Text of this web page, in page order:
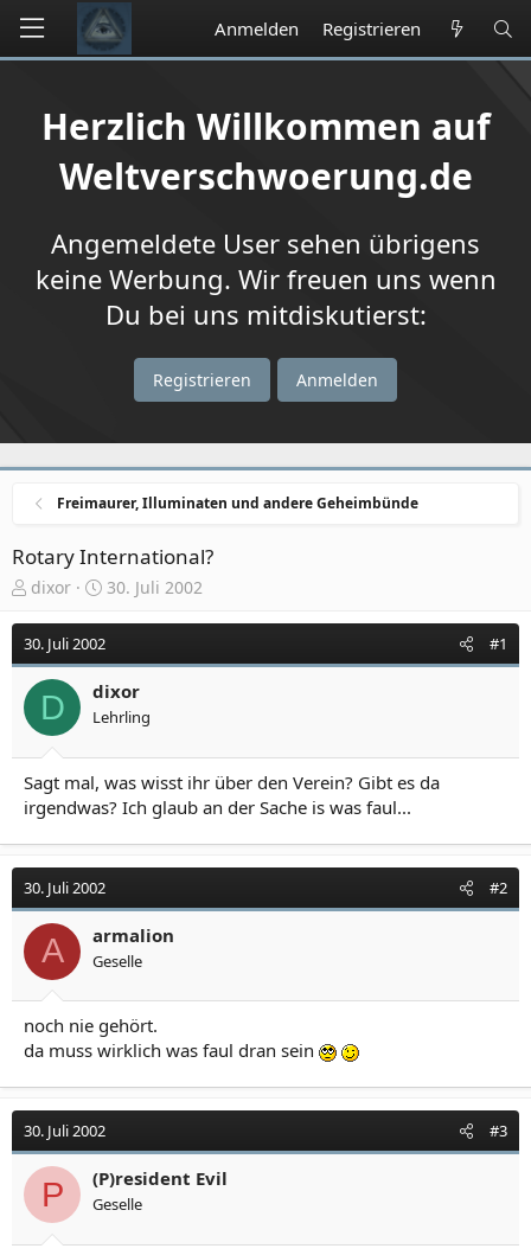
Anmelden Registrieren
Herzlich Willkommen auf
Weltverschwoerung.de
Angemeldete User sehen übrigens
keine Werbung. Wir freuen uns wenn
Du bei uns mitdiskutierst:
Registrieren Anmelden
Freimaurer, Illuminaten und andere Geheimbünde
Rotary International?
E
s
t
l
r
dixor
E
s
l
l
a
m
30. Juli 2002
30. Juli 2002 #1
D dixor
Lehrling
Sagt mal, was wisst ihr über den Verein? Gibt es da
irgendwas? Ich glaub an der Sache is was faul...
30. Juli 2002 #2
A armalion
Geselle
noch nie gehört.
da muss wirklich was faul dran sein
30. Juli 2002 #3
P (P)resident Evil
Geselle